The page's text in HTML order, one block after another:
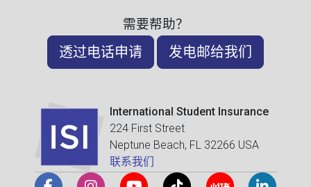
需要帮助？
透过电话申请 发电邮给我们
International Student Insurance
224 First Street
Neptune Beach, FL 32266 USA
联系我们